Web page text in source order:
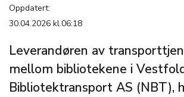
Oppdatert:
30.04.2026 kl.06:18
Leverandøren av
mellom bibliotekene i
Bibliotektransport AS (NBT),